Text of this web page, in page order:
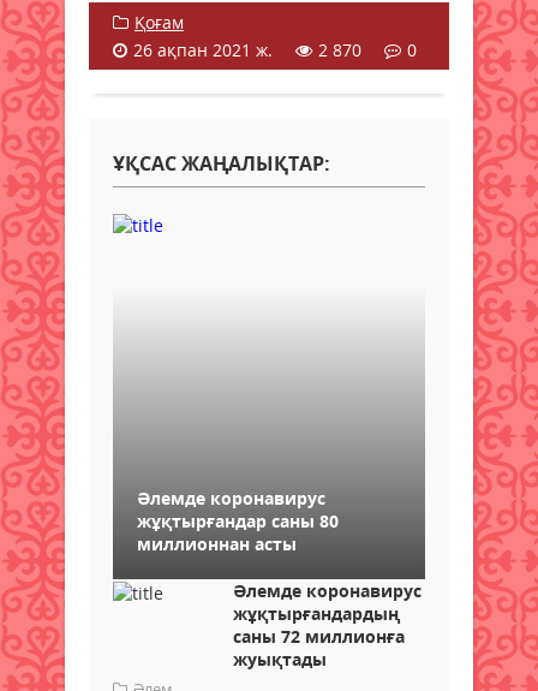
Қоғам
26 ақпан 2021 ж.
2 870 0
ҰҚСАС ЖАҢАЛЫҚТАР:
Әлемде коронавирус
жұқтырғандар саны 80
миллионнан асты
Әлемде коронавирус
жұқтырғандардың
саны 72 миллионға
жуықтады